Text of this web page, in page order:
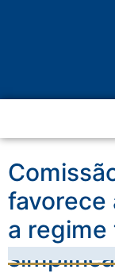
favorece
a